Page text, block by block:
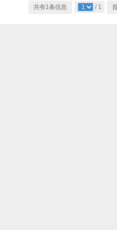
共有1条信息 / 1